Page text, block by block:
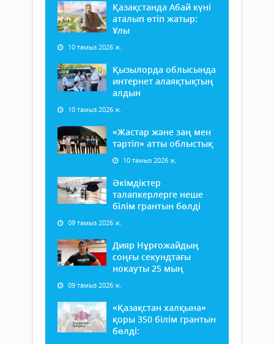
Қазақстанда Абай күні
аталып өтіп жатыр:
Ұлы
10 тамыз 2026 ж.
Қызылорда облысында
интернет алаяқтықтың
алдын
10 тамыз 2026 ж.
«Жастар және заң мен
тәртіп» атты облыстық
10 тамыз 2026 ж.
Әкімдіктер
талапкерлерге неше
білім грантын бөлді
09 тамыз 2026 ж.
Дияр Нұрғожайдың
соңғы секундтағы
нокауты 25 мың
09 тамыз 2026 ж.
«Қазақстан халқына»
қоры 350 білім грантын
бөлді: